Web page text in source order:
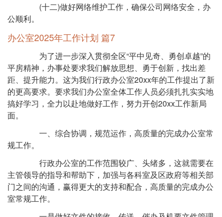
(十二)做好网络维护工作，确保公司网络安全，办
公顺利。
办公室2025年工作计划 篇7
为了进一步深入贯彻全区“平中见奇、勇创卓越”的
平房精神，办事处要求我们解放思想、勇于创新，找出差
距、提升能力。这为我们行政办公室20xx年的工作提出了新
的更高要求。要求我们办公室全体工作人员必须扎扎实实地
搞好学习，全力以赴地做好工作，努力开创20xx工作新局
面。
一、综合协调，规范运作，高质量的完成办公室常
规工作。
行政办公室的工作范围较广、头绪多，这就需要在
主管领导的指导和帮助下，加强与各科室及区政府等相关部
门之间的沟通，赢得更大的支持和配合，高质量的完成办公
室常规工作。